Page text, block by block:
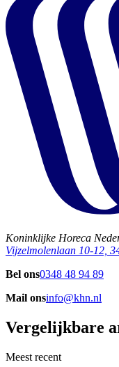
Koninklijke Horeca
Vijzelmolenlaan 10-12,
Bel ons0348 48 94 89
Mail onsinfo@khn.nl
Vergelijkbare
Meest recent